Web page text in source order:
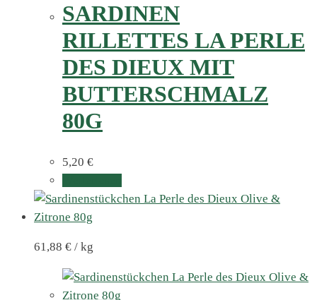
SARDINEN
RILLETTES LA PERLE
DES DIEUX MIT
BUTTERSCHMALZ
80G
5,20 €
61,88 € / kg